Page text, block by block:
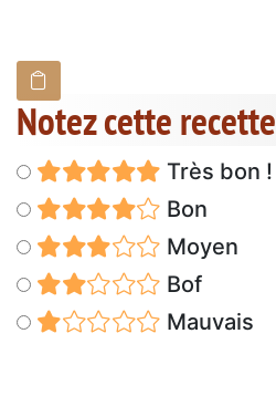
Notez cette recette
Très bon !
Bon
Moyen
Bof
Mauvais